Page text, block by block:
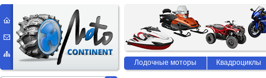
Лодочные моторы Квадроциклы